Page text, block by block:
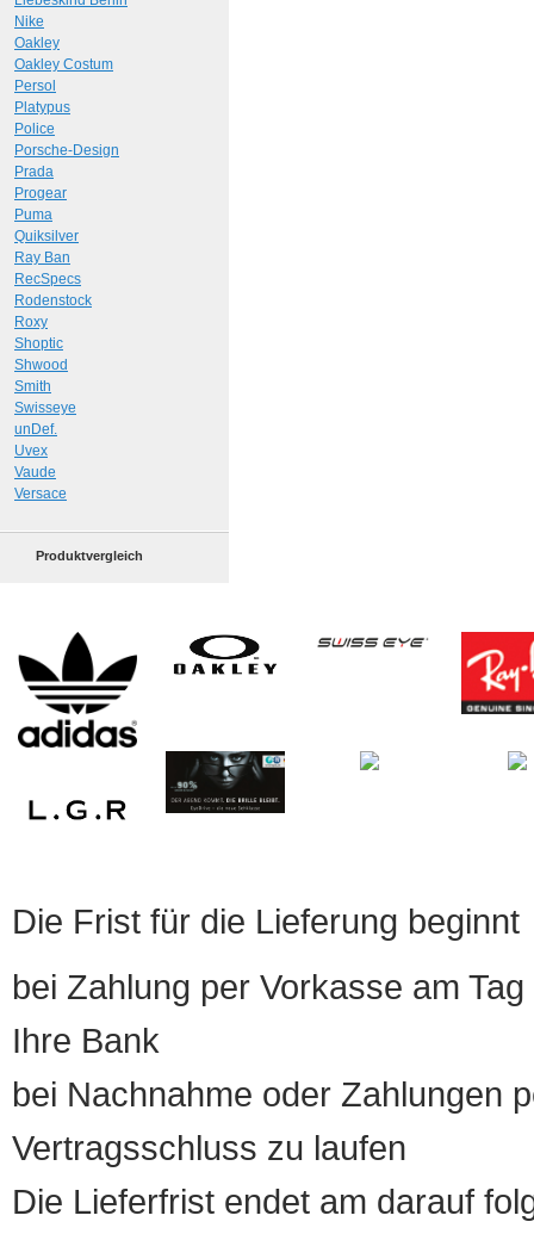
Nike
Oakley
Oakley Costum
Persol
Platypus
Police
Porsche-Design
Prada
Progear
Puma
Quiksilver
Ray Ban
RecSpecs
Rodenstock
Roxy
Shoptic
Shwood
Smith
Swisseye
unDef.
Uvex
Vaude
Versace
Produktvergleich
Die Frist für die Lieferung beginnt
bei Zahlung per Vorkasse am
Ihre Bank
bei Nachnahme oder Zahlungen
Vertragsschluss zu laufen
Die Lieferfrist endet am darauf